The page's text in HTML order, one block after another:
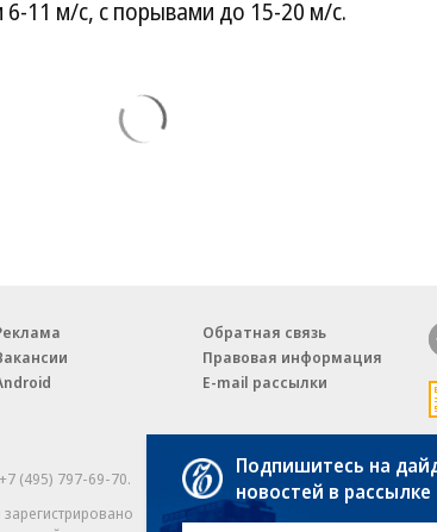
11 м/c, с порывами до 15-20 м/c.
Обратная связь
Правовая информация
E-mail рассылки
(495) 797-69-70.
Партнерские проекты/
«Промо» и «Официальное
Подпишитесь на
новостей в